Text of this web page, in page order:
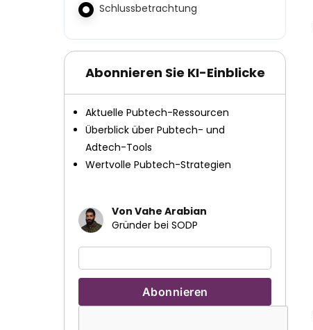
Schlussbetrachtung
Abonnieren Sie KI-Einblicke
Aktuelle Pubtech-Ressourcen
Überblick über Pubtech- und
Adtech-Tools
Wertvolle Pubtech-Strategien
Von Vahe Arabian
Gründer bei SODP